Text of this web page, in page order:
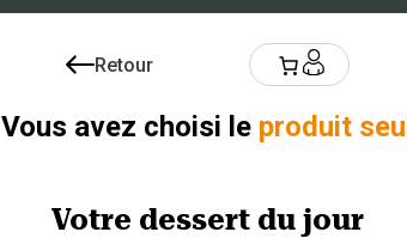
Retour
Vous avez choisi le produit seul
Votre dessertdu jour